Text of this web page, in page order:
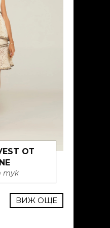
ОТ
тук
ВИЖ ОЩЕ